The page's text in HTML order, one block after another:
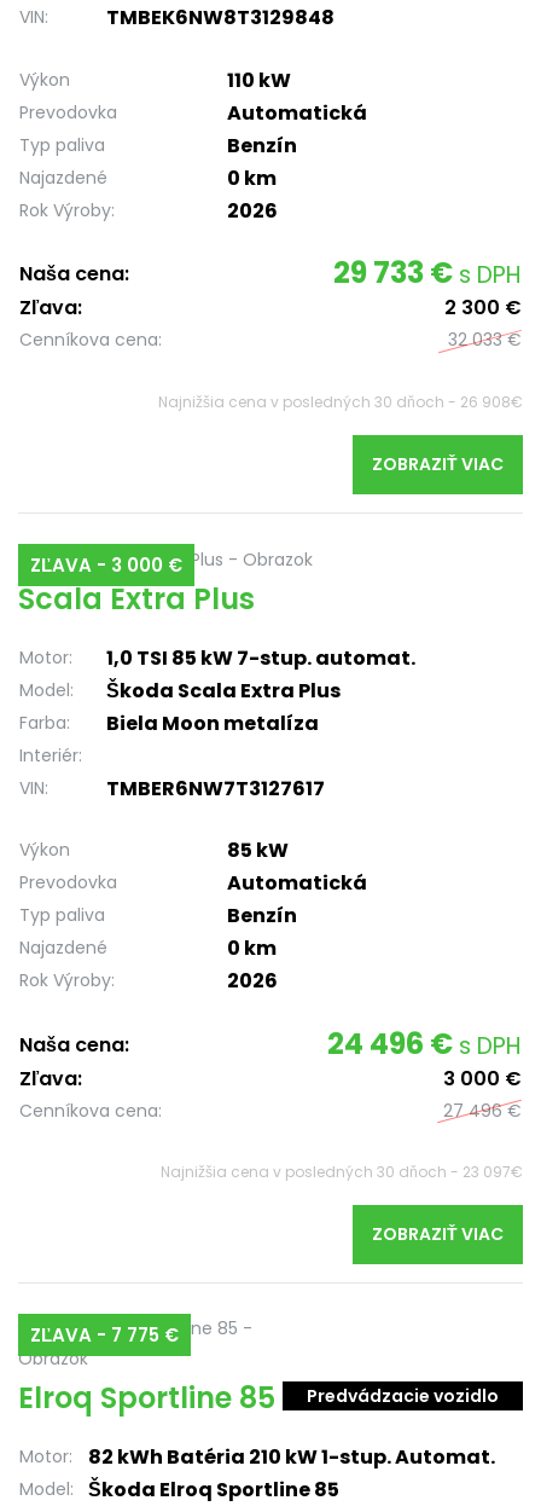
VIN:
TMBEK6NW8T3129848
Výkon 110 kW
Prevodovka Automatická
Typ paliva Benzín
Najazdené 0 km
Rok Výroby: 2026
Naša cena: 29 733 € s DPH
Zľava: 2 300 €
Cenníkova cena: 32 033 €
Najnižšia cena v posledných 30 dňoch - 26 908€
ZOBRAZIŤ VIAC
ZĽAVA - 3 000 €
Scala Extra Plus
Motor: 1,0 TSI 85 kW 7-stup. automat.
Model: Škoda Scala Extra Plus
Farba: Biela Moon metalíza
Interiér:
VIN:
TMBER6NW7T3127617
Výkon 85 kW
Prevodovka Automatická
Typ paliva Benzín
Najazdené 0 km
Rok Výroby: 2026
Naša cena: 24 496 € s DPH
Zľava: 3 000 €
Cenníkova cena: 27 496 €
Najnižšia cena v posledných 30 dňoch - 23 097€
ZOBRAZIŤ VIAC
ZĽAVA - 7 775 €
Elroq Sportline 85 Predvádzacie vozidlo
Motor: 82 kWh Batéria 210 kW 1-stup. Automat.
Model: Škoda Elroq Sportline 85